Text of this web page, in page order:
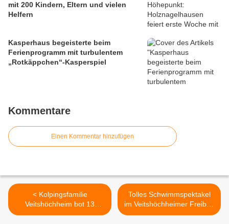
mit 200 Kindern, Eltern und vielen
Helfern
Kasperhaus begeisterte beim
Ferienprogramm mit turbulentem
„Rotkäppchen“-Kasperspiel
Kommentare
Einen Kommentar hinzufügen
< Kolpingsfamilie
Veitshöchheim bot 13
Kindern ein kreatives und
Tolles Schwimmspektakel
im Veitshöchheimer Freibad
mit dem zwölffachen